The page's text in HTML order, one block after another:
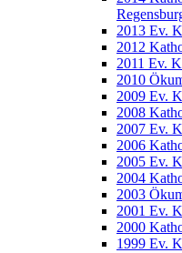
2013 Ev.
2012
2011 Ev.
2010
2009 Ev.
2008
2007 Ev.
2006
2005 Ev.
2004
2003
2001 Ev.
2000
1999 Ev.